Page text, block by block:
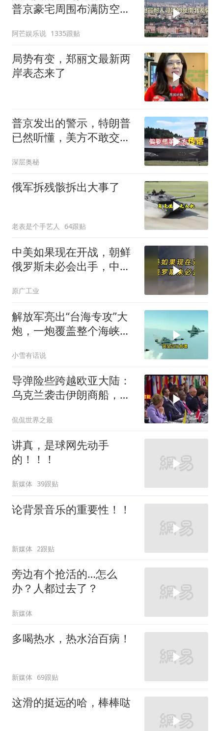
普京豪宅周围布满防空
阿芒娱乐说 1335跟贴
局势有变，郑丽文最新两
岸表态来了
普京发出的警示，特朗普
已然听懂，美方不敢交出
深层奥秘
俄军拆残骸拆出大事了
老表是个手艺人 64跟贴
中美如果现在开战，朝鲜
俄罗斯未必会出手，中国
原广工业
解放军亮出“台海专攻”大
炮，一炮覆盖整个海峡，
小雪有话说
导弹险些跨越欧亚大陆：
乌克兰袭击伊朗商船，差
雷”
侃侃世界之最
讲真，是球网先动手
的！！！
新媒体 39跟贴
论背景音乐的重要性！！
新媒体 2跟贴
旁边有个抢活的…怎么
办？人都过去了？
新媒体
多喝热水，热水治百病！
新媒体 69跟贴
这滑的挺远的哈，棒棒哒